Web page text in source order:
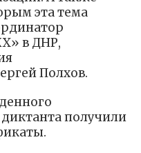
эта тема
в ДНР,
Полхов.
получили